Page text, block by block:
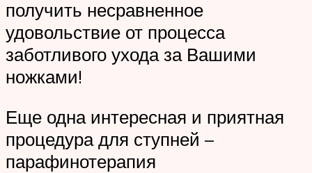
получить несравненное
удовольствие от процесса
заботливого ухода за Вашими
ножками!
Еще одна интересная и приятная
процедура для ступней –
парафинотерапия